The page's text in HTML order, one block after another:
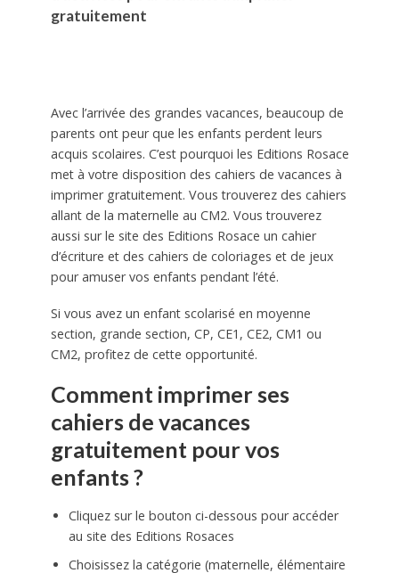
gratuitement
Avec l’arrivée des grandes vacances, beaucoup de
parents ont peur que les enfants perdent leurs
acquis scolaires. C’est pourquoi les Editions Rosace
met à votre disposition des cahiers de vacances à
imprimer gratuitement. Vous trouverez des cahiers
allant de la maternelle au CM2. Vous trouverez
aussi sur le site des Editions Rosace un cahier
d’écriture et des cahiers de coloriages et de jeux
pour amuser vos enfants pendant l’été.
Si vous avez un enfant scolarisé en moyenne
section, grande section, CP, CE1, CE2, CM1 ou
CM2, profitez de cette opportunité.
Comment imprimer ses
cahiers de vacances
gratuitement pour vos
enfants ?
Cliquez sur le bouton ci-dessous pour accéder
au site des Editions Rosaces
Choisissez la catégorie (maternelle, élémentaire